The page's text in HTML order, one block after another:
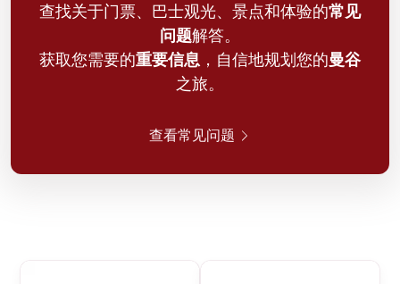
查找关于门票、巴士观光、景点和体验的常见
问题解答。
获取您需要的重要信息 ，自信地规划您的曼谷
之旅。
查看常见问题